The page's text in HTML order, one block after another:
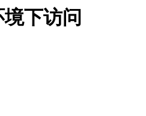
下访问